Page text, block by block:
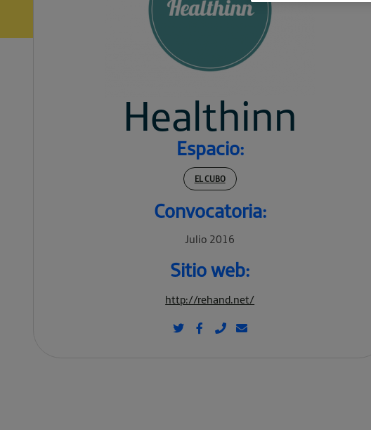
Healthinn
Espacio:
EL CUBO
Convocatoria:
Julio 2016
Sitio web:
http://rehand.net/